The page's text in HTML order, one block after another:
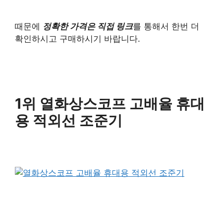
때문에 정확한 가격은 직접 링크를 통해서 한번 더
확인하시고 구매하시기 바랍니다.
1위 열화상스코프 고배율 휴대
용 적외선 조준기